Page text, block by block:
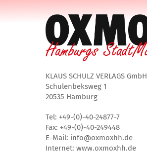
KLAUS SCHULZ VERLAGS GmbH
Schulenbeksweg 1
20535 Hamburg
Tel: +49-(0)-40-24877-7
Fax: +49-(0)-40-249448
E-Mail: info@oxmoxhh.de
Internet: www.oxmoxhh.de